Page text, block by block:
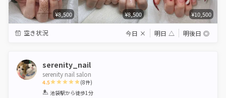
¥8,500 ¥8,500 ¥10,500
空き状況 今日 × 明日 △ 明後日 ◎
serenity_nail
serenity nail salon
4.5
1 2 3 4 5
(8件)
池袋駅から徒歩1分